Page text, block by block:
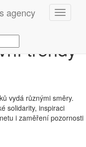
Stock
trendy
vydá různými směry.
solidarity, inspiraci
i zaměření pozornosti